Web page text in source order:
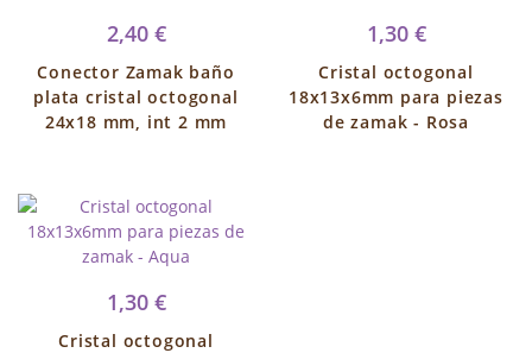
2,40 €
Conector Zamak baño
plata cristal octogonal
24x18 mm, int 2 mm
1,30 €
Cristal octogonal
18x13x6mm para piezas
de zamak - Rosa
1,30 €
Cristal octogonal